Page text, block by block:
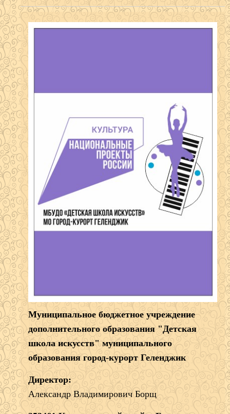
Муниципальное бюджетное учреждение
дополнительного образования "Детская
школа искусств" муниципального
образования город-курорт Геленджик
Директор:
Александр Владимирович Борщ